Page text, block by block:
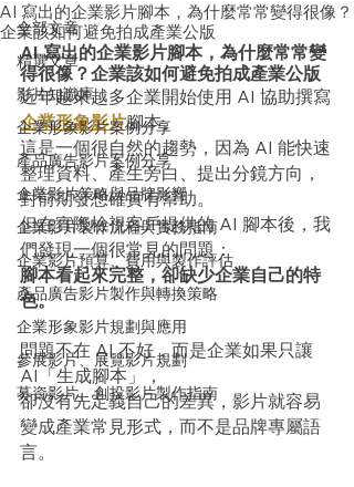
全部文章
精選文章
影片知識庫
企業形象影片案例分享
產品廣告影片案例分享
企業影片策略與品牌影響
企業影片製作流程與實務指南
企業影片預算、費用與製作評估
產品廣告影片製作與轉換策略
企業形象影片規劃與應用
參展影片、展覽影片規劃
募資影片、創投影片製作指南
AI 寫出的企業影片腳本，為什麼常常變得很像？
企業該如何避免拍成產業公版
AI 寫出的企業影片腳本，為什麼常常變
得很像？企業該如何避免拍成產業公版
近年越來越多企業開始使用 AI 協助撰寫
企業形象影片腳本。
這是一個很自然的趨勢，因為 AI 能快速
整理資料、產生旁白、提出分鏡方向，
對前期發想確實有幫助。
但在實際檢視客戶提供的 AI 腳本後，我
們發現一個很常見的問題：
腳本看起來完整，卻缺少企業自己的特
色。
問題不在 AI 不好，而是企業如果只讓
AI「生成腳本」，
卻沒有先定義自己的差異，影片就容易
變成產業常見形式，而不是品牌專屬語
言。